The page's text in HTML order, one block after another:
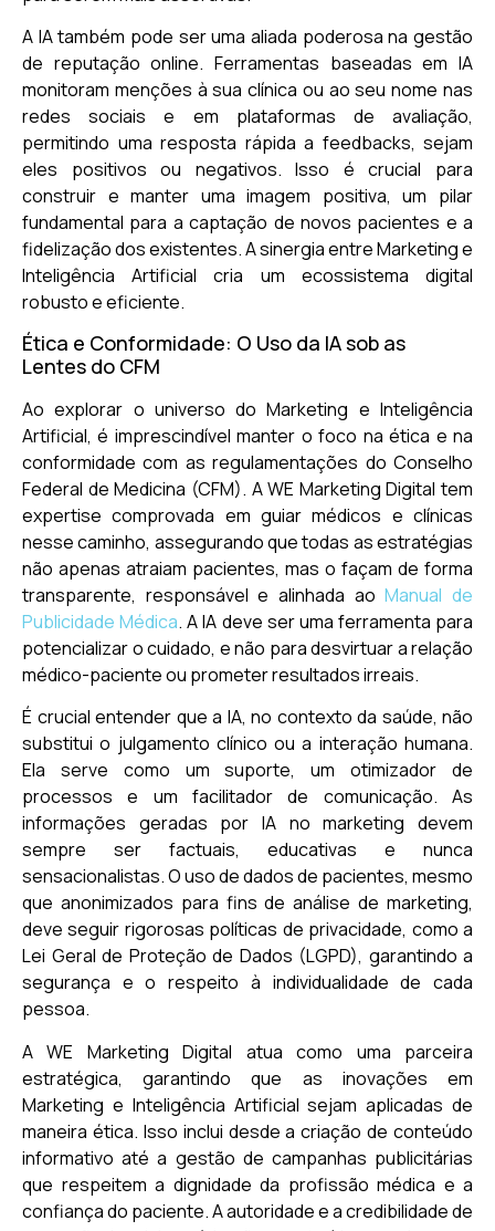
A IA também pode ser uma aliada poderosa na gestão
de reputação online. Ferramentas baseadas em IA
monitoram menções à sua clínica ou ao seu nome nas
redes sociais e em plataformas de avaliação,
permitindo uma resposta rápida a feedbacks, sejam
eles positivos ou negativos. Isso é crucial para
construir e manter uma imagem positiva, um pilar
fundamental para a captação de novos pacientes e a
fidelização dos existentes. A sinergia entre Marketing e
Inteligência Artificial cria um ecossistema digital
robusto e eficiente.
Ética e Conformidade: O Uso da IA sob as
Lentes do CFM
Ao explorar o universo do Marketing e Inteligência
Artificial, é imprescindível manter o foco na ética e na
conformidade com as regulamentações do Conselho
Federal de Medicina (CFM). A WE Marketing Digital tem
expertise comprovada em guiar médicos e clínicas
nesse caminho, assegurando que todas as estratégias
não apenas atraiam pacientes, mas o façam de forma
transparente, responsável e alinhada aoManual de
Publicidade Médica. A IA deve ser uma ferramenta para
potencializar o cuidado, e não para desvirtuar a relação
médico-paciente ou prometer resultados irreais.
É crucial entender que a IA, no contexto da saúde, não
substitui o julgamento clínico ou a interação humana.
Ela serve como um suporte, um otimizador de
processos e um facilitador de comunicação. As
informações geradas por IA no marketing devem
sempre ser factuais, educativas e nunca
sensacionalistas. O uso de dados de pacientes, mesmo
que anonimizados para fins de análise de marketing,
deve seguir rigorosas políticas de privacidade, como a
Lei Geral de Proteção de Dados (LGPD), garantindo a
segurança e o respeito à individualidade de cada
pessoa.
A WE Marketing Digital atua como uma parceira
estratégica, garantindo que as inovações em
Marketing e Inteligência Artificial sejam aplicadas de
maneira ética. Isso inclui desde a criação de conteúdo
informativo até a gestão de campanhas publicitárias
que respeitem a dignidade da profissão médica e a
confiança do paciente. A autoridade e a credibilidade de